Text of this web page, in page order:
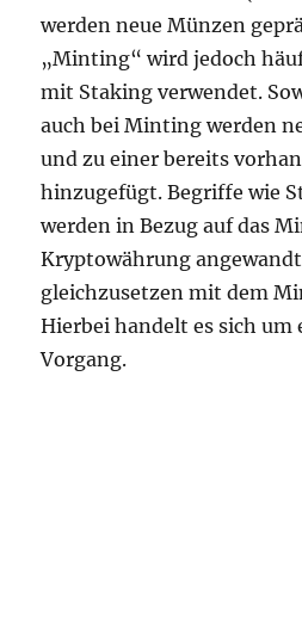
werden neue Münzen
„Minting“ wird jedoch
mit Staking verwendet.
auch bei Minting werden
und zu einer bereits
hinzugefügt. Begriffe wie
werden in Bezug auf das
Kryptowährung
gleichzusetzen mit dem
Hierbei handelt es sich um
Vorgang.